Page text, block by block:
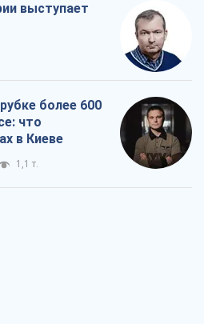
выступает
более 600
что
в Киеве
1,1 т.